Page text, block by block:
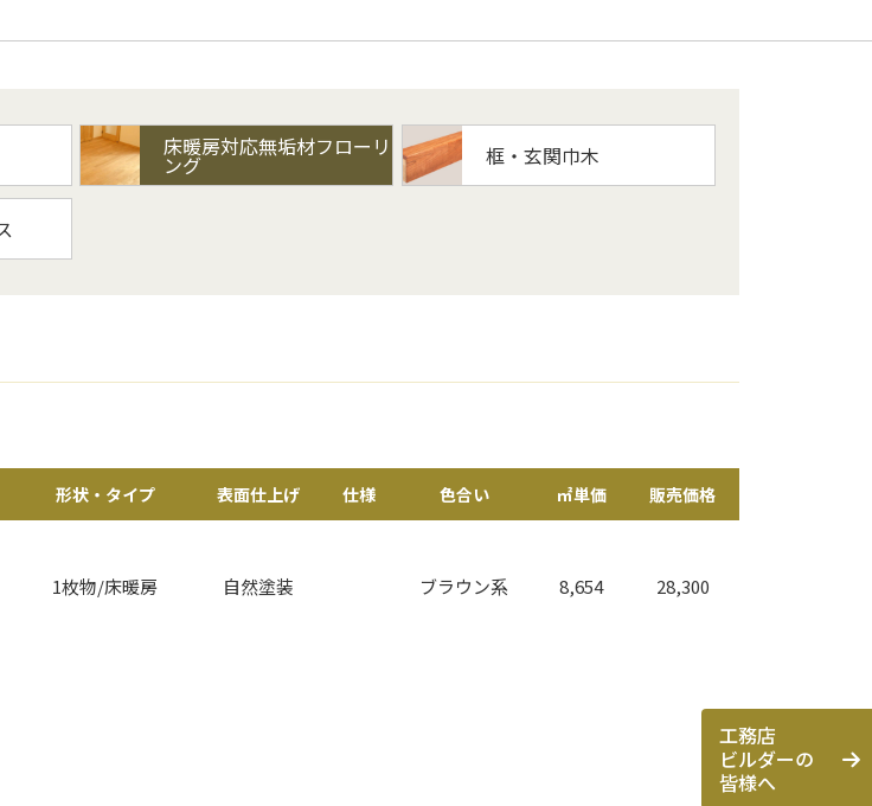
床暖房対応無垢材フローリ
ング 框・玄関巾木
形状・タイプ 表面仕上げ 仕様 色合い ㎡単価 販売価格
1枚物/床暖房 自然塗装 ブラウン系 8,654 28,300
工務店
ビルダーの
皆様へ